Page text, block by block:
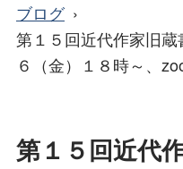
ブログ
第１５回近代作家旧
６（金）１８時～、
第１５回近代